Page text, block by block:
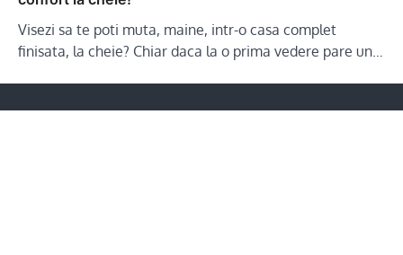
Visezi sa te poti muta, maine, intr-o casa complet
finisata, la cheie? Chiar daca la o prima vedere pare un…